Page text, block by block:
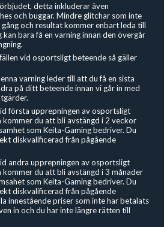
detta inkluderar även
och buggar. Mindre glitchar som inte
och resultat kommer enbart leda till
kan bara få en varning innan den övergår
vid osportsligt beteende så gäller
varning leder till att du få en sista
på ditt beteende innan vi går in med
första upprepningen av osportsligt
kommer du att bli avstängd i 2 veckor
som Keita-Gaming bedriver. Du
diskvalificerad från pågående
andra upprepningen av osportsligt
kommer du att bli avstängd i 3 månader
som Keita-Gaming bedriver. Du
diskvalificerad från pågående
innestående priser som inte har betalats
in och du har inte längre rätten till